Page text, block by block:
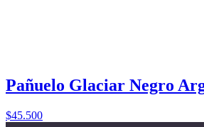
Pañuelo Glaciar Negro
$45.500